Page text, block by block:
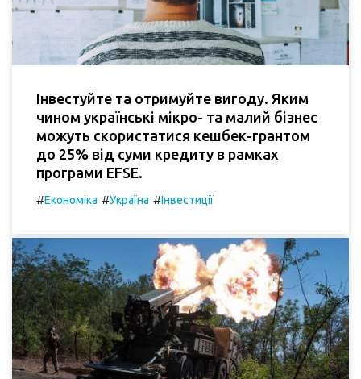
Інвестуйте та отримуйте вигоду. Яким
чином українські мікро- та малий бізнес
можуть скористатися кешбек-грантом
до 25% від суми кредиту в рамках
програми EFSE.
#Економіка #Україна #Інвестиції